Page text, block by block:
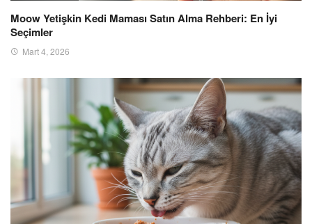
Moow Yetişkin Kedi Maması Satın Alma Rehberi: En İyi
Seçimler
Mart 4, 2026